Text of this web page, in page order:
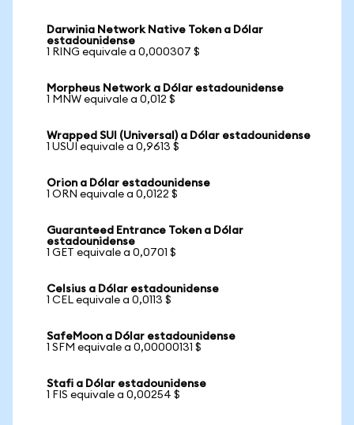
Darwinia Network Native Token a Dólar
estadounidense
1 RING equivale a 0,000307 $
Morpheus Network a Dólar estadounidense
1 MNW equivale a 0,012 $
Wrapped SUI (Universal) a Dólar estadounidense
1 USUI equivale a 0,9613 $
Orion a Dólar estadounidense
1 ORN equivale a 0,0122 $
Guaranteed Entrance Token a Dólar
estadounidense
1 GET equivale a 0,0701 $
Celsius a Dólar estadounidense
1 CEL equivale a 0,0113 $
SafeMoon a Dólar estadounidense
1 SFM equivale a 0,00000131 $
Stafi a Dólar estadounidense
1 FIS equivale a 0,00254 $